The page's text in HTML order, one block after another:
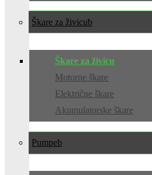
Škare za živicu
Škare za živicu
Motorne škare
Električne škare
Akumulatorske škare
Pumpe